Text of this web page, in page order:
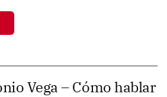
Vega – Cómo hablar